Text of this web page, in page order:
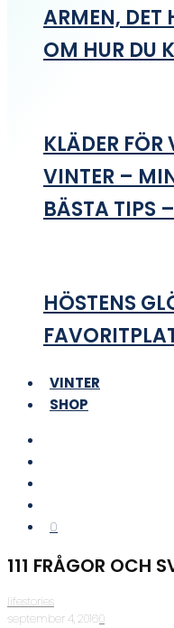
ARMEN, DET
OM HUR DU
KLÄDER
VINTER –
BÄSTA TIPS
HÖSTENS
VINTER
SHOP
0
111 FRÅGOR OCH
lifestories
·september 4, 2016·0